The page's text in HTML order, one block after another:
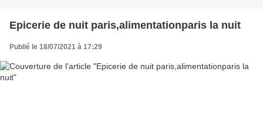
Epicerie de nuit paris,alimentationparis la nuit
Publié le 18/07/2021 à 17:29